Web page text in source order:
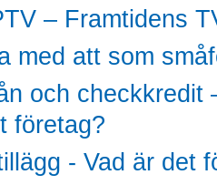
– Framtidens
med att som
och checkkredit
företag?
- Vad är det